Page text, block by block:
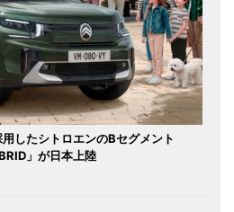
したシトロエンのBセグメント
」が日本上陸